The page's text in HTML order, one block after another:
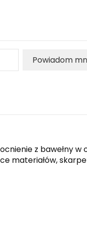
Powiadom
z bawełny w
materiałów,